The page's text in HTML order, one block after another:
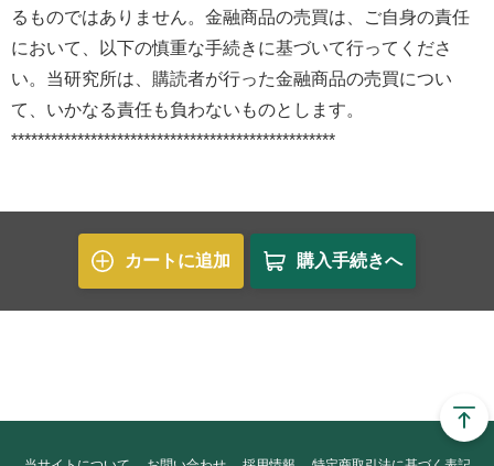
るものではありません。金融商品の売買は、ご自身の責任
において、以下の慎重な手続きに基づいて行ってくださ
い。当研究所は、購読者が行った金融商品の売買につい
て、いかなる責任も負わないものとします。
*************************************************
カートに追加 購入手続きへ